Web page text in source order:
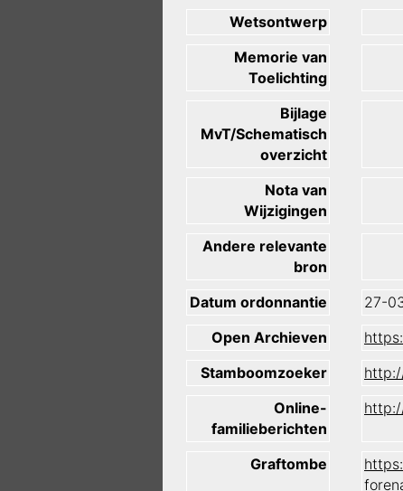
Wetsontwerp
Memorie van
Toelichting
Bijlage
MvT/Schematisch
overzicht
Nota van
Wijzigingen
Andere relevante
bron
Datum ordonnantie
27-
Open Archieven
Stamboomzoeker
Online-
familieberichten
Graftombe